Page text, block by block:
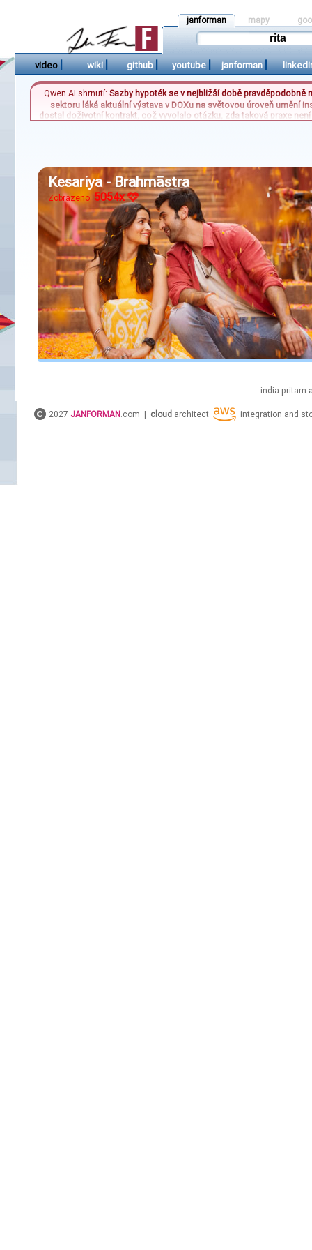
janforman mapy
video | wiki | github | youtube | janforman |
Qwen AI shrnutí: Sazby hypoték se v nejbližší době
sektoru láká aktuální výstava v DOXu na světovou úroveň umění
dostal doživotní kontrakt, což vyvolalo otázku, zda taková praxe
Kesariya - Brahmāstra
Zobrazeno: 5054x
india pritam
2027 JANFORMAN .com | cloud architect integration and